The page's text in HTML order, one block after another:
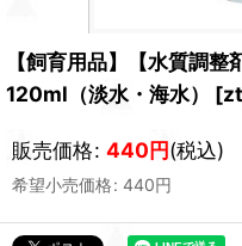
【飼育用品】【水質調
120ml（淡水・海水）
[
販売価格: 440円(税込)
希望小売価格: 440円